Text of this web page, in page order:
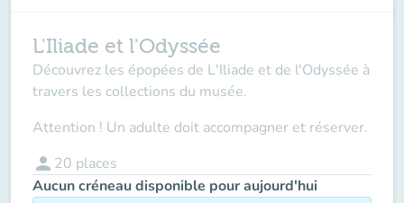
L'Iliade et l'Odyssée
Découvrez les épopées de L'Iliade et de l'Odyssée à
travers les collections du musée.
Attention ! Un adulte doit accompagner et réserver.
person 20 places
Aucun créneau disponible pour aujourd'hui